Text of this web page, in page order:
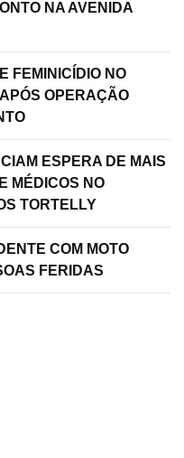
NA AVENIDA
FEMINICÍDIO NO
OPERAÇÃO
ESPERA DE MAIS
MÉDICOS NO
TORTELLY
COM MOTO
FERIDAS